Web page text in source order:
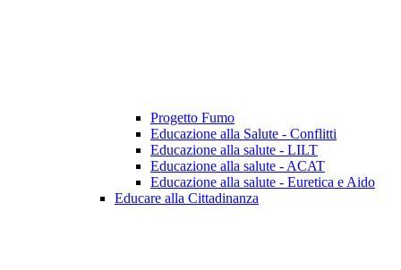
Progetto Fumo
Educazione alla Salute - Conflitti
Educazione alla salute - LILT
Educazione alla salute - ACAT
Educazione alla salute - Euretica e Aido
Educare alla Cittadinanza